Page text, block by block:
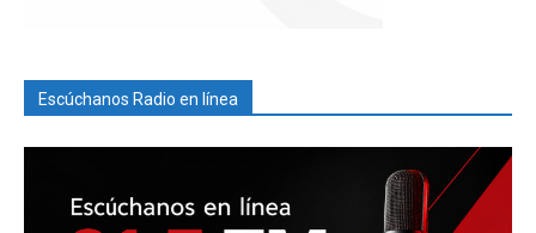
Escúchanos Radio en línea